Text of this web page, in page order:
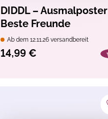
DIDDL –
Beste Freunde
Ab dem 12.11.26 versandbereit
14,99 €